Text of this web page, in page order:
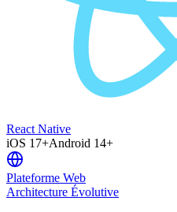
React Native
iOS 17+Android 14+
Plateforme Web
Architecture Évolutive